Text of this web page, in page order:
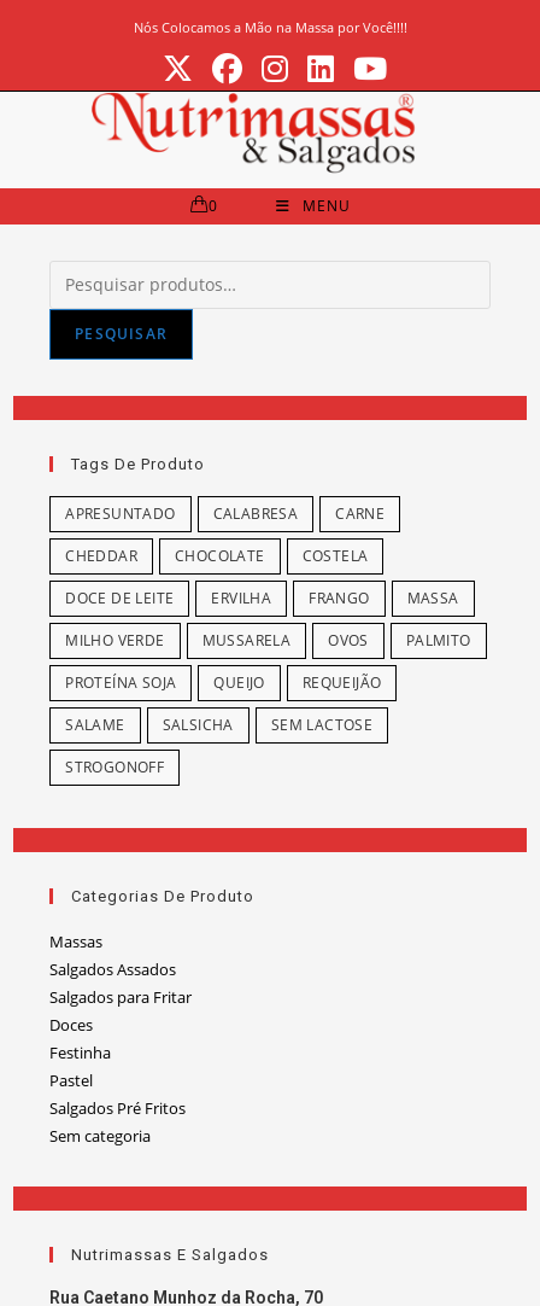
Nós Colocamos a Mão na Massa por Você!!!!
0 MENU
Pesquisar
por:
PESQUISAR
Tags De Produto
APRESUNTADO CALABRESA CARNE
CHEDDAR CHOCOLATE COSTELA
DOCE DE LEITE ERVILHA FRANGO MASSA
MILHO VERDE MUSSARELA OVOS PALMITO
PROTEÍNA SOJA QUEIJO REQUEIJÃO
SALAME SALSICHA SEM LACTOSE
STROGONOFF
Categorias De Produto
Massas
Salgados Assados
Salgados para Fritar
Doces
Festinha
Pastel
Salgados Pré Fritos
Sem categoria
Nutrimassas E Salgados
Rua Caetano Munhoz da Rocha, 70